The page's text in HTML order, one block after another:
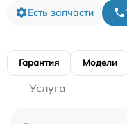
Есть запчасти
Гарантия Модели
Услуга